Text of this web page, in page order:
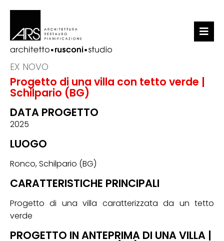
PORTFOLIO
EX NOVO
Progetto di una villa con tetto verde |
Schilpario (BG)
DATA PROGETTO
2025
LUOGO
Ronco, Schilpario (BG)
CARATTERISTICHE PRINCIPALI
Progetto di una villa caratterizzata da un tetto
verde
PROGETTO IN ANTEPRIMA DI UNA VILLA |